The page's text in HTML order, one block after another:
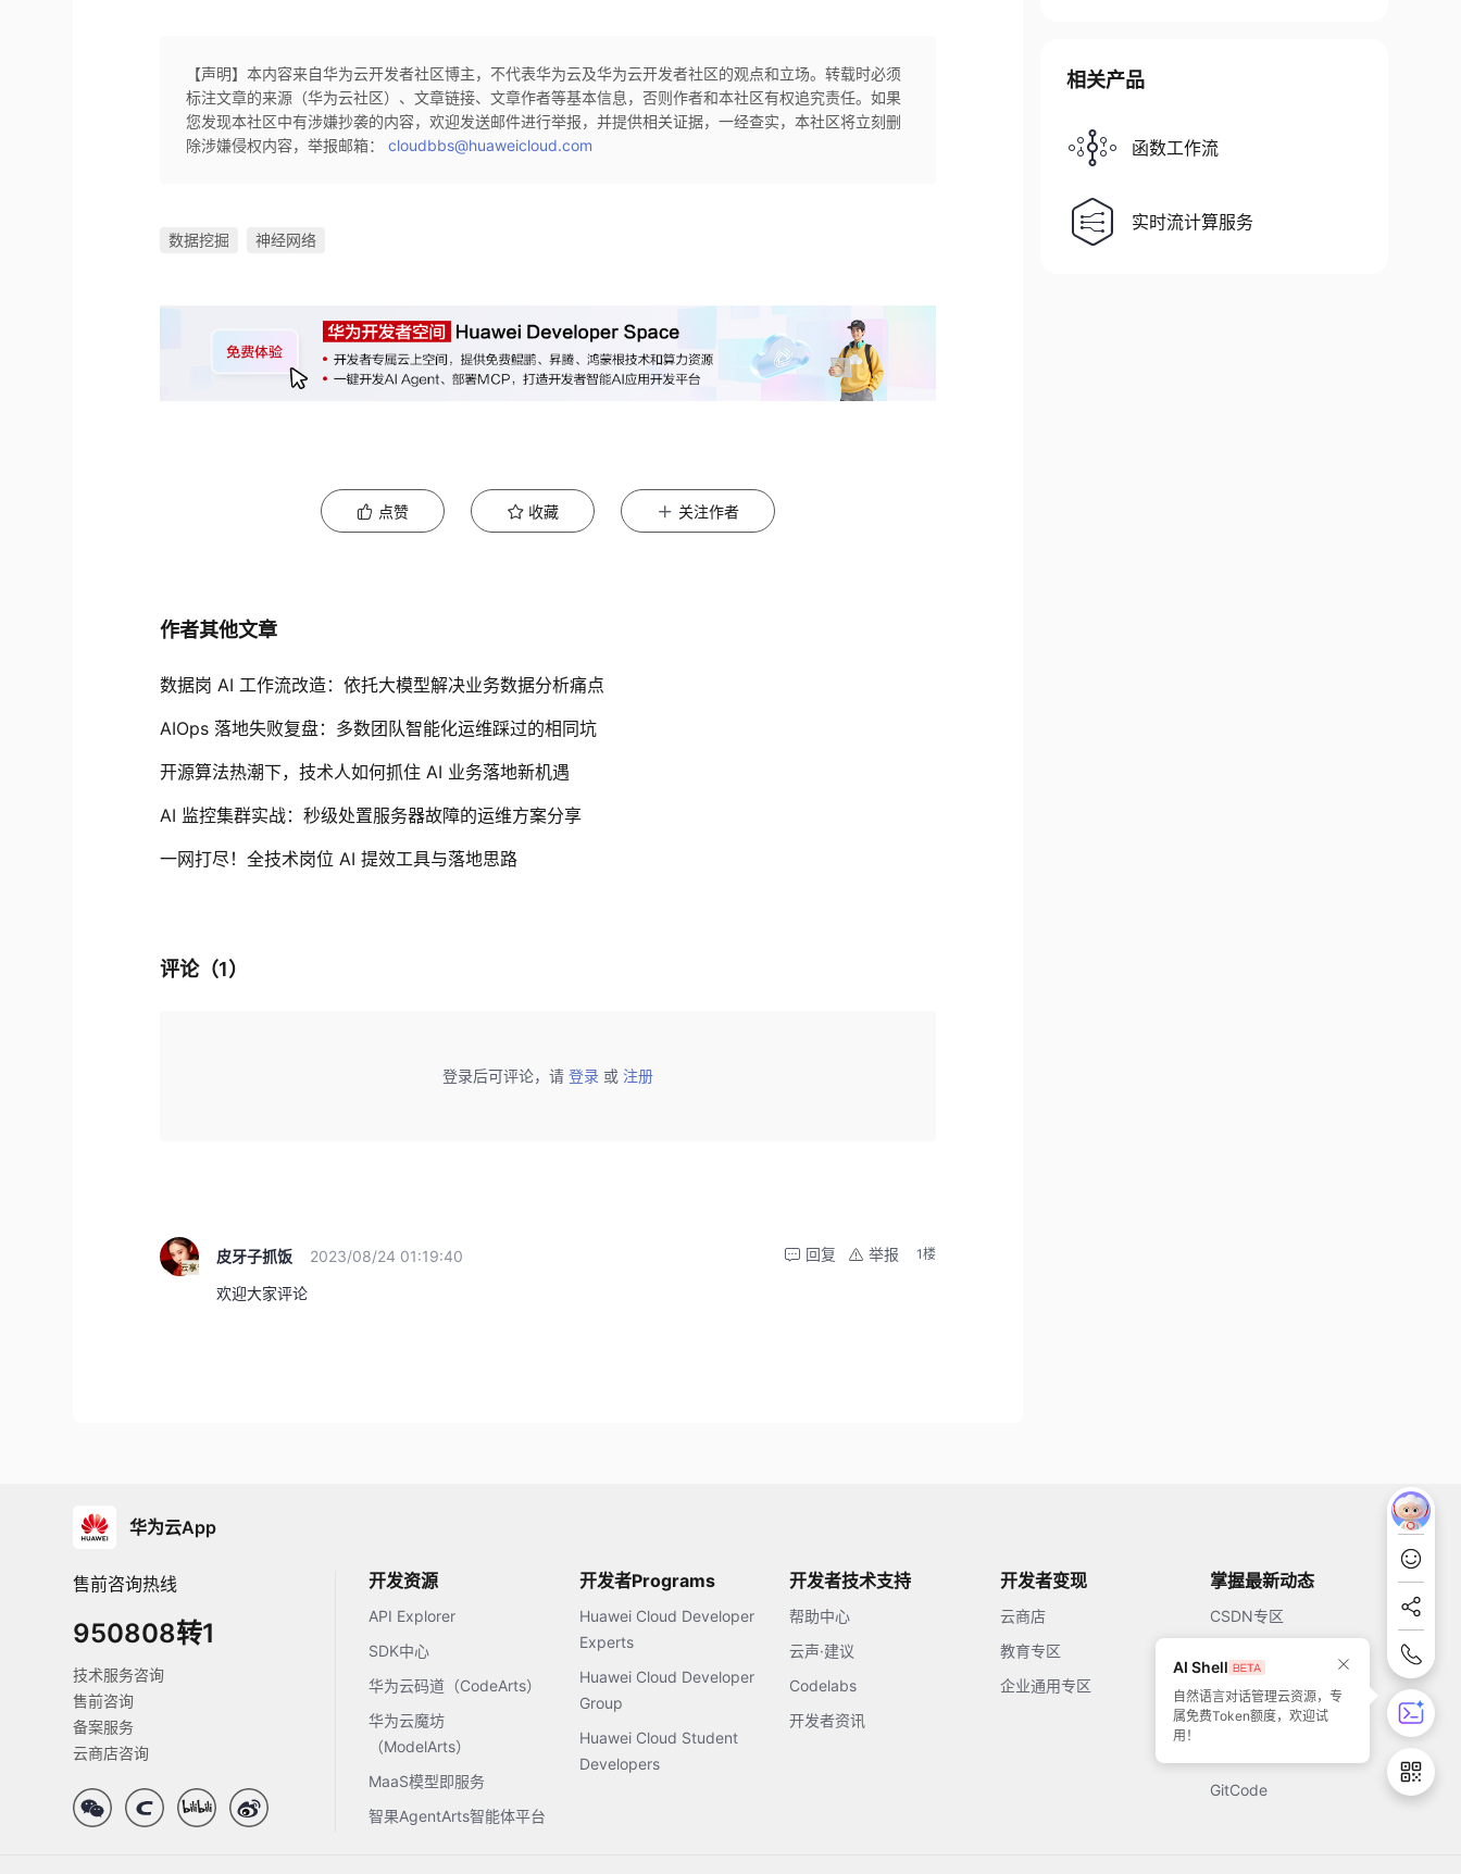
【声明】本内容来自华为云开发者社区博主，不代表华为云及华为云开发者社区的观点和立场。转载时必须
标注文章的来源（华为云社区）、文章链接、文章作者等基本信息，否则作者和本社区有权追究责任。如果
您发现本社区中有涉嫌抄袭的内容，欢迎发送邮件进行举报，并提供相关证据，一经查实，本社区将立刻删
除涉嫌侵权内容，举报邮箱：cloudbbs@huaweicloud.com
数据挖掘 神经网络
点赞 收藏 关注作者
作者其他文章
数据岗 AI 工作流改造：依托大模型解决业务数据分析痛点
AIOps 落地失败复盘：多数团队智能化运维踩过的相同坑
开源算法热潮下，技术人如何抓住 AI 业务落地新机遇
AI 监控集群实战：秒级处置服务器故障的运维方案分享
一网打尽！全技术岗位 AI 提效工具与落地思路
评论（1）
登录后可评论，请 登录 或 注册
皮牙子抓饭 2023/08/24 01:19:40 1楼
举报
回复
欢迎大家评论
相关产品
函数工作流
实时流计算服务
AI Shell
自然语言对话管理云资源，专
属免费Token额度，欢迎试
用！
华为云App
售前咨询热线
950808转1
技术服务咨询
售前咨询
备案服务
云商店咨询
开发资源
API Explorer
SDK中心
华为云码道（CodeArts）
华为云魔坊
（ModelArts）
MaaS模型即服务
智果AgentArts智能体平台
开发者Programs
Huawei Cloud Developer
Experts
Huawei Cloud Developer
Group
Huawei Cloud Student
Developers
开发者技术支持
帮助中心
云声·建议
Codelabs
开发者资讯
开发者变现
云商店
教育专区
企业通用专区
掌握最新动态
CSDN专区
开源中国
51CTO
GitCode